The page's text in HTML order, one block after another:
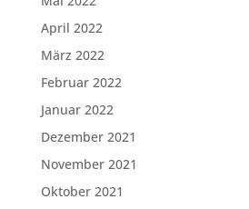
April 2022
März 2022
Februar 2022
Januar 2022
Dezember 2021
November 2021
Oktober 2021